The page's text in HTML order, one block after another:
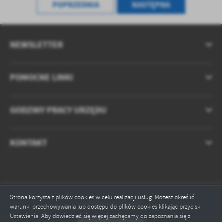
Strona korzysta z plików cookies w celu realizacji usług. Możesz określić
warunki przechowywania lub dostępu do plików cookies klikając przycisk
Ustawienia. Aby dowiedzieć się więcej zachęcamy do zapoznania się z
treści w postaci wiadomości, ofert, komunikatów mediów
POPRZEDNIA NASTĘPNA
POMOCNE LINKI
NEWSLETTER
GODZINY PRACY URZĘDU
KONTAKT
Odwiedzin: 881843